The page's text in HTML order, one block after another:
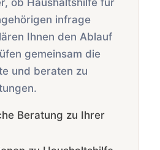
infrage
Ihnen den Ablauf
gemeinsam die
und beraten zu
Beratung zu Ihrer